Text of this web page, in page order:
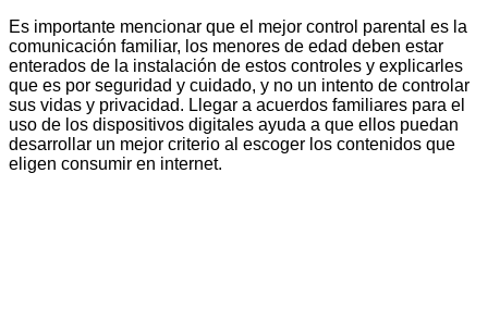
Es importante mencionar que el mejor control parental es la
comunicación familiar, los menores de edad deben estar
enterados de la instalación de estos controles y explicarles
que es por seguridad y cuidado, y no un intento de controlar
sus vidas y privacidad. Llegar a acuerdos familiares para el
uso de los dispositivos digitales ayuda a que ellos puedan
desarrollar un mejor criterio al escoger los contenidos que
eligen consumir en internet.